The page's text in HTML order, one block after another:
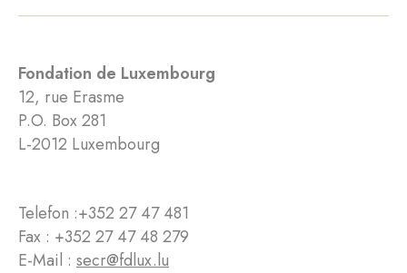
Fondation de Luxembourg
12, rue Erasme
P.O. Box 281
L-2012 Luxembourg
Telefon :+352 27 47 481
Fax : +352 27 47 48 279
E-Mail : secr@fdlux.lu